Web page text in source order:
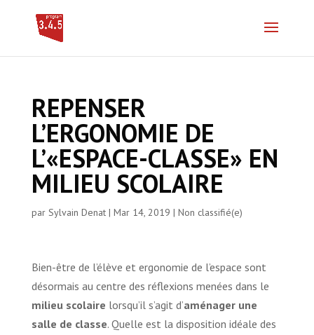
REPENSER
L’ERGONOMIE DE
L’«ESPACE-CLASSE» EN
MILIEU SCOLAIRE
par Sylvain Denat| Mar 14, 2019 | Non classifié(e)
Bien-être de l’élève et ergonomie de l’espace sont
désormais au centre des réflexions menées dans le
milieu scolaire lorsqu’il s’agit d’aménager une
salle de classe. Quelle est la disposition idéale des